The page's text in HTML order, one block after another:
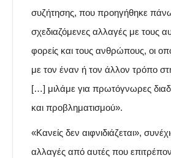
συζήτησης, που προηγήθηκε
σχεδιαζόμενες αλλαγές με τους
φορείς και τους ανθρώπους, οι
με τον έναν ή τον άλλον τρόπο
[…] μιλάμε για πρωτόγνωρες
και προβληματισμού».
«Κανείς δεν αιφνιδιάζεται»,
αλλαγές από αυτές που